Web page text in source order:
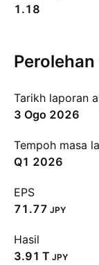
1.18
Perolehan
Tarikh laporan
3 Ogo 2026
Tempoh masa
Q1 2026
EPS
71.77 JPY
Hasil
‪3.91 T‬ JPY